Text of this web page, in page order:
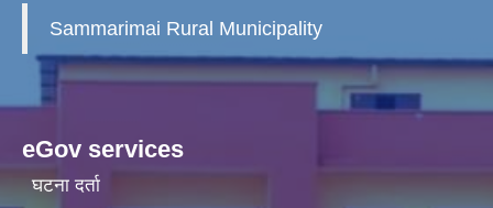
Sammarimai Rural Municipality
eGov services
घटना दर्ता